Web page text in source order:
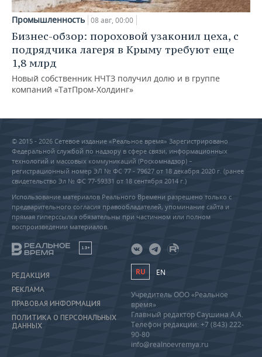
Промышленность 08 авг, 00:00
Бизнес-обзор: пороховой узаконил цеха, с
подрядчика лагеря в Крыму требуют еще
1,8 млрд
Новый собственник НЧТЗ получил долю и в группе
компаний «ТатПром-Холдинг»
© 2015 - 2026 Сетевое издание «Реальное время» Зарегистрировано
Федеральной службой по надзору в сфере связи, информационных
технологий и массовых коммуникаций (Роскомнадзор) –
регистрационный номер ЭЛ № ФС 77 - 79627 от 18 декабря 2020 г. (ранее
свидетельство Эл № ФС 77-59331 от 18 сентября 2014 г.)
Использование материалов Реального Времени разрешено только с
предварительного согласия правообладателей, упоминание сайта и
прямая гиперссылка обязательны при частичном или полном
воспроизведении материалов.
18+
РЕДАКЦИЯ
РЕКЛАМА
ПРАВОВАЯ ИНФОРМАЦИЯ
ПОЛИТИКА О ПЕРСОНАЛЬНЫХ
ДАННЫХ
RU EN
Учредитель ООО «Реальное
время»
Главный редактор Саушина А.А.
Телефон редакции: +7 (843) 222-
90-80
info@realnoevremya.ru